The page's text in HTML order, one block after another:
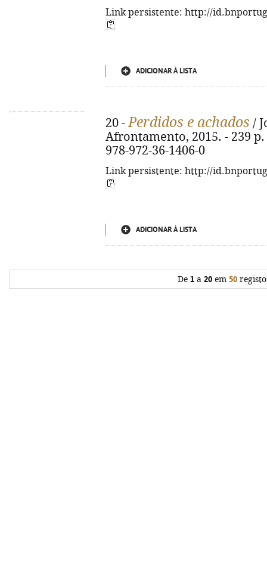
Link persistente: http://
ADICIONAR À LISTA
20 -Perdidos e achados /
Afrontamento, 2015. - 239 p.
978-972-36-1406-0
Link persistente: http://
ADICIONAR À LISTA
De 1a 20em 50